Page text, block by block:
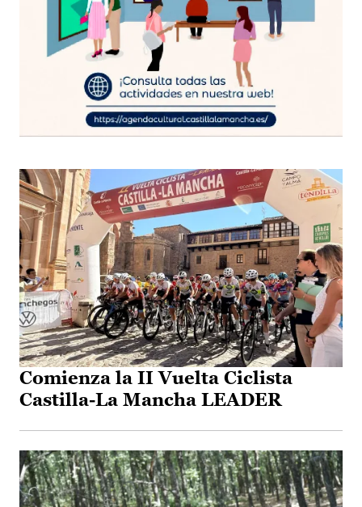
Comienza la II Vuelta Ciclista
Castilla-La Mancha LEADER